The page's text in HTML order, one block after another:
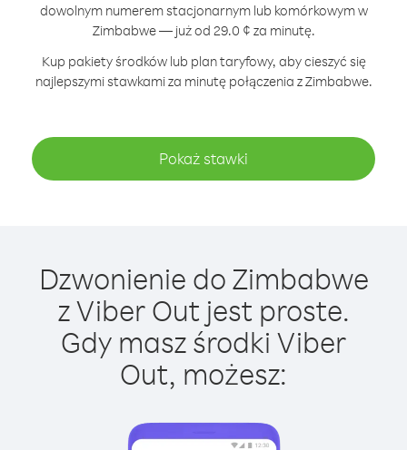
dowolnym numerem stacjonarnym lub komórkowym w
Zimbabwe — już od 29.0 ¢ za minutę.
Kup pakiety środków lub plan taryfowy, aby cieszyć się
najlepszymi stawkami za minutę połączenia z Zimbabwe.
Pokaż stawki
Dzwonienie do Zimbabwe
z Viber Out jest proste.
Gdy masz środki Viber
Out, możesz: